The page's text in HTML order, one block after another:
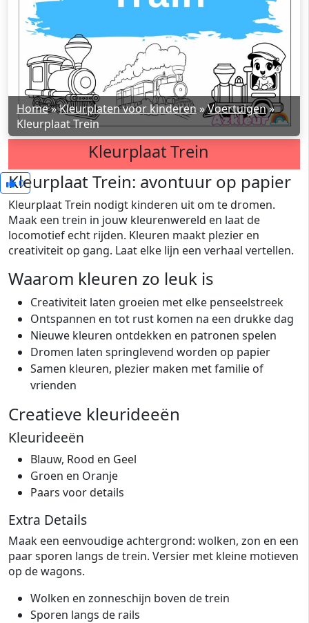
Home»Kleurplaten voor kinderen»Voertuigen»
Kleurplaat Trein
Kleurplaat Trein
0
Kleurplaat Trein: avontuur op papier
Kleurplaat Trein nodigt kinderen uit om te dromen.
Maak een trein in jouw kleurenwereld en laat de
locomotief echt rijden. Kleuren maakt plezier en
creativiteit op gang. Laat elke lijn een verhaal vertellen.
Waarom kleuren zo leuk is
Creativiteit laten groeien met elke penseelstreek
Ontspannen en tot rust komen na een drukke dag
Nieuwe kleuren ontdekken en patronen spelen
Dromen laten springlevend worden op papier
Samen kleuren, plezier maken met familie of
vrienden
Creatieve kleurideeën
Kleurideeën
Blauw, Rood en Geel
Groen en Oranje
Paars voor details
Extra Details
Maak een eenvoudige achtergrond: wolken, zon en een
paar sporen langs de trein. Versier met kleine motieven
op de wagons.
Wolken en zonneschijn boven de trein
Sporen langs de rails